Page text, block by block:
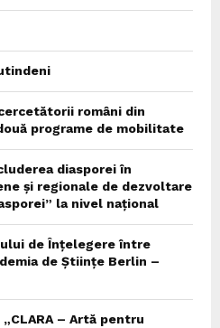
români din
programe de mobilitate
diasporei în
și regionale de dezvoltare
la nivel național
de Înțelegere între
de Științe Berlin –
– Artă pentru